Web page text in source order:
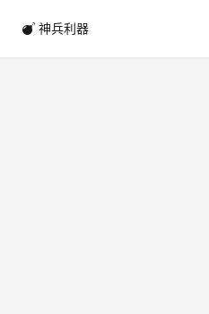
神兵利器